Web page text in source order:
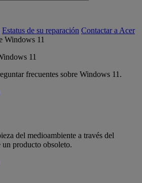
Estatus de su reparación Contactar a Acer
11
frecuentes sobre Windows 11.
del medioambiente a través del
producto obsoleto.